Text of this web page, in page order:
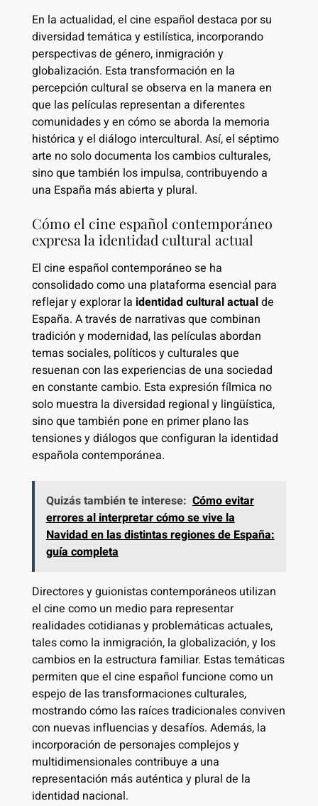
En la actualidad, el cine español destaca por su
diversidad temática y estilística, incorporando
perspectivas de género, inmigración y
globalización. Esta transformación en la
percepción cultural se observa en la manera en
que las películas representan a diferentes
comunidades y en cómo se aborda la memoria
histórica y el diálogo intercultural. Así, el séptimo
arte no solo documenta los cambios culturales,
sino que también los impulsa, contribuyendo a
una España más abierta y plural.
Cómo el cine español contemporáneo
expresa la identidad cultural actual
El cine español contemporáneo se ha
consolidado como una plataforma esencial para
reflejar y explorar la identidad cultural actualde
España. A través de narrativas que combinan
tradición y modernidad, las películas abordan
temas sociales, políticos y culturales que
resuenan con las experiencias de una sociedad
en constante cambio. Esta expresión fílmica no
solo muestra la diversidad regional y lingüística,
sino que también pone en primer plano las
tensiones y diálogos que configuran la identidad
española contemporánea.
Quizás también te interese: Cómo evitar
errores al interpretar cómo se vive la
Navidad en las distintas regiones de España:
guía completa
Directores y guionistas contemporáneos utilizan
el cine como un medio para representar
realidades cotidianas y problemáticas actuales,
tales como la inmigración, la globalización, y los
cambios en la estructura familiar. Estas temáticas
permiten que el cine español funcione como un
espejo de las transformaciones culturales,
mostrando cómo las raíces tradicionales conviven
con nuevas influencias y desafíos. Además, la
incorporación de personajes complejos y
multidimensionales contribuye a una
representación más auténtica y plural de la
identidad nacional.